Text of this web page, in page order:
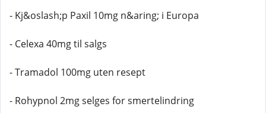
- Kj&oslash;p Paxil 10mg n&aring; i Europa
- Celexa 40mg til salgs
- Tramadol 100mg uten resept
- Rohypnol 2mg selges for smertelindring